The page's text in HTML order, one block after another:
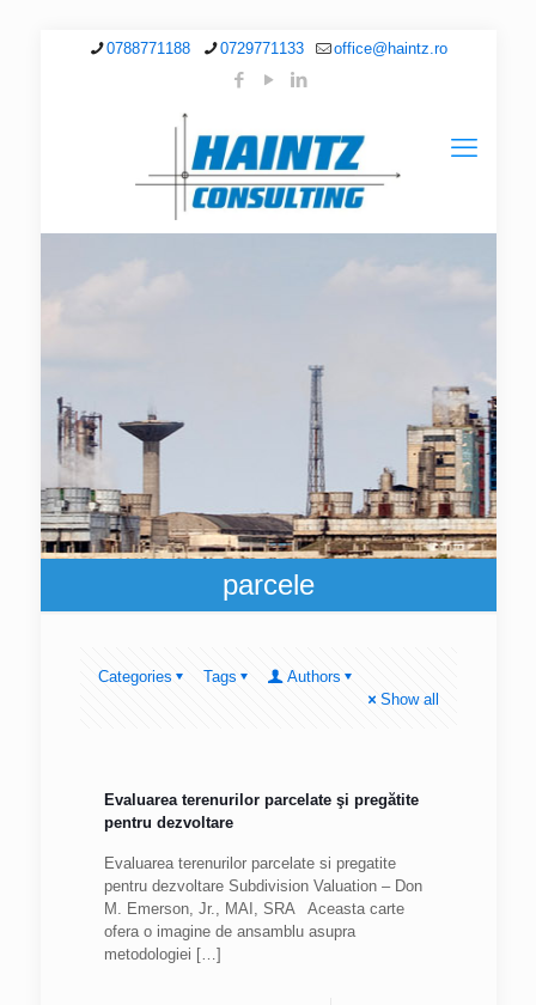
0788771188 0729771133 office@haintz.ro
parcele
Categories Tags
Authors
Show all
Evaluarea terenurilor parcelate şi pregătite
pentru dezvoltare
Evaluarea terenurilor parcelate si pregatite
pentru dezvoltare Subdivision Valuation – Don
M. Emerson, Jr., MAI, SRA Aceasta carte
ofera o imagine de ansamblu asupra
metodologiei […]